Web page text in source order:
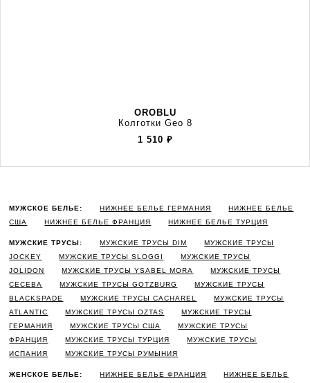
OROBLU
Колготки Geo 8
1 510 ₽
МУЖСКОЕ БЕЛЬЕ: НИЖНЕЕ БЕЛЬЕ ГЕРМАНИЯ
НИЖНЕЕ БЕЛЬЕ
США
НИЖНЕЕ БЕЛЬЕ ФРАНЦИЯ НИЖНЕЕ БЕЛЬЕ ТУРЦИЯ
МУЖСКИЕ ТРУСЫ: МУЖСКИЕ ТРУСЫ DIM
МУЖСКИЕ ТРУСЫ
JOCKEY
МУЖСКИЕ ТРУСЫ SLOGGI
МУЖСКИЕ ТРУСЫ
JOLIDON
МУЖСКИЕ ТРУСЫ YSABEL MORA
МУЖСКИЕ ТРУСЫ
CECEBA
МУЖСКИЕ ТРУСЫ GOTZBURG
МУЖСКИЕ ТРУСЫ
BLACKSPADE
МУЖСКИЕ ТРУСЫ CACHAREL
МУЖСКИЕ ТРУСЫ
ATLANTIC
МУЖСКИЕ ТРУСЫ OZTAS
МУЖСКИЕ ТРУСЫ
ГЕРМАНИЯ
МУЖСКИЕ ТРУСЫ США
МУЖСКИЕ ТРУСЫ
ФРАНЦИЯ
МУЖСКИЕ ТРУСЫ ТУРЦИЯ
МУЖСКИЕ ТРУСЫ
ИСПАНИЯ
МУЖСКИЕ ТРУСЫ РУМЫНИЯ
ЖЕНСКОЕ БЕЛЬЕ: НИЖНЕЕ БЕЛЬЕ ФРАНЦИЯ
НИЖНЕЕ БЕЛЬЕ